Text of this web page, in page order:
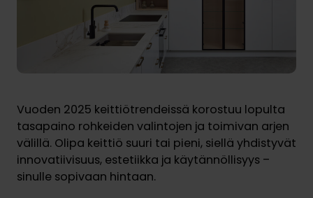
Vuoden 2025 keittiötrendeissä korostuu lopulta
tasapaino rohkeiden valintojen ja toimivan arjen
välillä. Olipa keittiö suuri tai pieni, siellä yhdistyvät
innovatiivisuus, estetiikka ja käytännöllisyys –
sinulle sopivaan hintaan.